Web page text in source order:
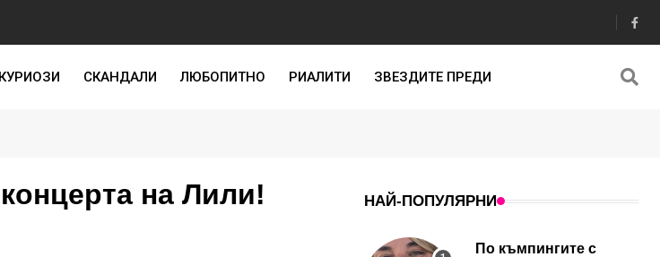
КУРИОЗИ СКАНДАЛИ ЛЮБОПИТНО РИАЛИТИ ЗВЕЗДИТЕ ПРЕДИ
на Лили! НАЙ-ПОПУЛЯРНИ
По къмпингите с